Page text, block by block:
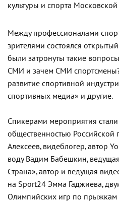
культуры и спорта
Между профессионалами
зрителями состоялся
были затронуты такие
СМИ и зачем СМИ
развитие спортивной
спортивных медиа» и другие.
Спикерами мероприятия
общественностью Российской
Алексеев, видеблогер, автор
воду Вадим Бабешкин,
Страна», автор и ведущая
на Sport24 Эмма Гаджиева,
Олимпийских игр по прыжкам